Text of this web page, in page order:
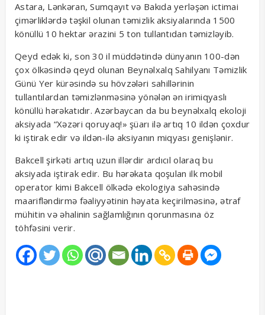
Astara, Lənkəran, Sumqayıt və Bakıda yerləşən ictimai
çimərliklərdə təşkil olunan təmizlik aksiyalarında 1500
könüllü 10 hektar ərazini 5 ton tullantıdan təmizləyib.
Qeyd edək ki, son 30 il müddətində dünyanın 100-dən
çox ölkəsində qeyd olunan Beynəlxalq Sahilyanı Təmizlik
Günü Yer kürəsində su hövzələri sahillərinin
tullantılardan təmizlənməsinə yönələn ən irimiqyaslı
könüllü hərəkatıdır. Azərbaycan da bu beynəlxalq ekoloji
aksiyada “Xəzəri qoruyaq!» şüarı ilə artıq 10 ildən çoxdur
ki iştirak edir və ildən-ilə aksiyanın miqyası genişlənir.
Bakcell şirkəti artıq uzun illərdir ardıcıl olaraq bu
aksiyada iştirak edir. Bu hərəkata qoşulan ilk mobil
operator kimi Bakcell ölkədə ekologiya sahəsində
maarifləndirmə fəaliyyətinin həyata keçirilməsinə, ətraf
mühitin və əhalinin sağlamlığının qorunmasına öz
töhfəsini verir.